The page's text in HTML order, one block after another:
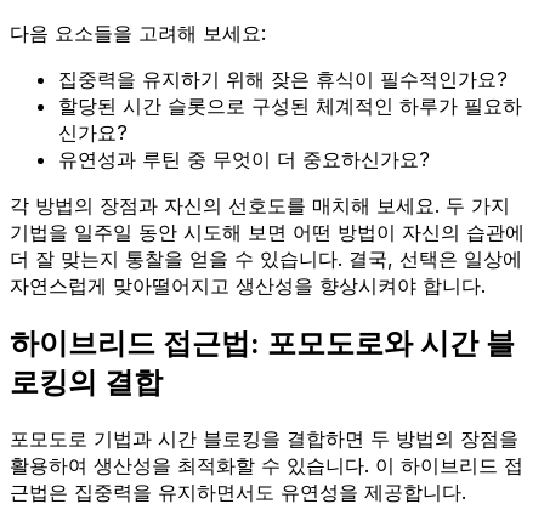
다음 요소들을 고려해 보세요:
집중력을 유지하기 위해 잦은 휴식이 필수적인가요?
할당된 시간 슬롯으로 구성된 체계적인 하루가 필요하
신가요?
유연성과 루틴 중 무엇이 더 중요하신가요?
각 방법의 장점과 자신의 선호도를 매치해 보세요. 두 가지
기법을 일주일 동안 시도해 보면 어떤 방법이 자신의 습관에
더 잘 맞는지 통찰을 얻을 수 있습니다. 결국, 선택은 일상에
자연스럽게 맞아떨어지고 생산성을 향상시켜야 합니다.
하이브리드 접근법: 포모도로와 시간 블
로킹의 결합
포모도로 기법과 시간 블로킹을 결합하면 두 방법의 장점을
활용하여 생산성을 최적화할 수 있습니다. 이 하이브리드 접
근법은 집중력을 유지하면서도 유연성을 제공합니다.